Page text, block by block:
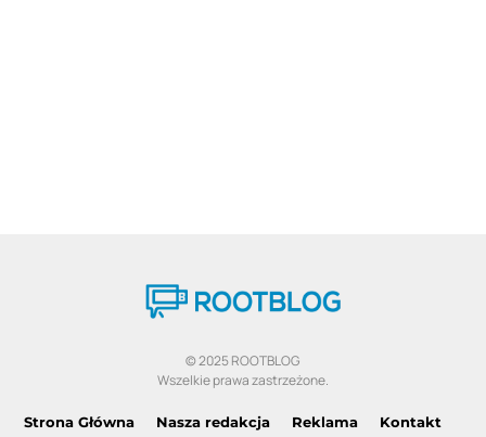
© 2025 ROOTBLOG
Wszelkie prawa zastrzeżone.
Strona Główna Nasza redakcja Reklama Kontakt